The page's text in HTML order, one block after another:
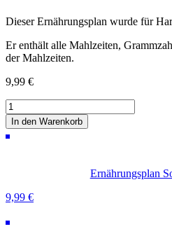
Dieser Ernährungsplan wurde für
Er enthält alle Mahlzeiten,
der Mahlzeiten.
9,99 €
Ernährungsplan
Hardgainer
Menge
In den Warenkorb
Ernährungsplan
9,99 €